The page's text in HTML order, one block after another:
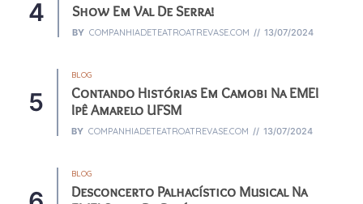
Show Em Val De Serra!
BY COMPANHIADETEATROATREVASE.COM 13/07/2024
BLOG
Contando Histórias Em Camobi Na EMEI
Ipê Amarelo UFSM
BY COMPANHIADETEATROATREVASE.COM 13/07/2024
BLOG
Desconcerto Palhacístico Musical Na